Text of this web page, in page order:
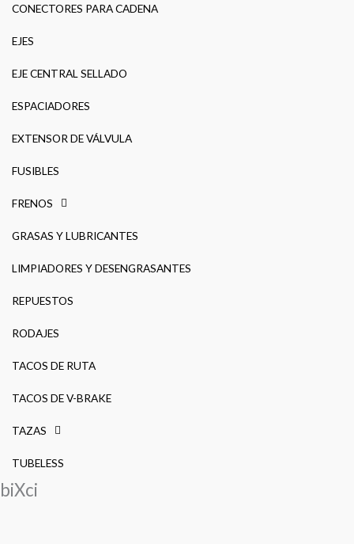
CONECTORES PARA CADENA
EJES
EJE CENTRAL SELLADO
ESPACIADORES
EXTENSOR DE VÁLVULA
FUSIBLES
FRENOS
GRASAS Y LUBRICANTES
LIMPIADORES Y DESENGRASANTES
REPUESTOS
RODAJES
TACOS DE RUTA
TACOS DE V-BRAKE
TAZAS
TUBELESS
biXci